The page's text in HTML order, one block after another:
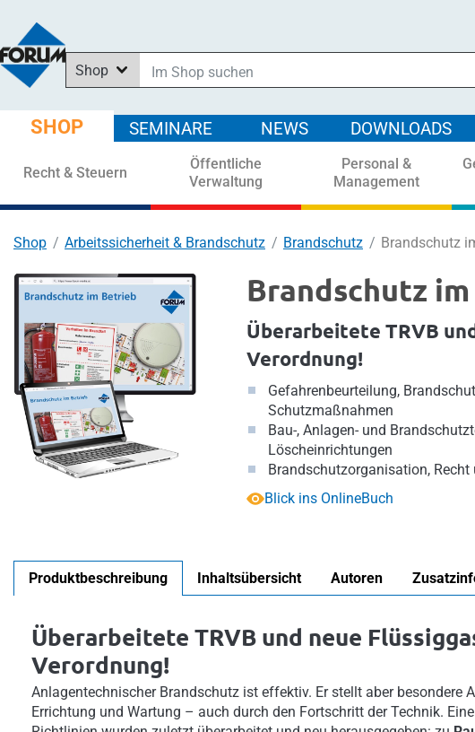
Shop
In News suchen
In Downloads suchen
In Seminaren suchen
SHOP SEMINARE NEWS DOWNLOADS
Recht & Steuern
Öffentliche
Verwaltung
Personal &
Management
Shop Arbeitssicherheit & Brandschutz Brandschutz Brandschutz
Brandschutz
Überarbeitete TRVB
Verordnung!
Gefahrenbeurteilung,
Schutzmaßnahmen
Bau-, Anlagen- und
Löscheinrichtungen
Brandschutzorganisation,
Blick ins OnlineBuch
Produktbeschreibung Inhaltsübersicht Autoren
Überarbeitete TRVB und neue
Verordnung!
Anlagentechnischer Brandschutz ist effektiv. Er stellt aber besondere
Errichtung und Wartung – auch durch den Fortschritt der Technik.